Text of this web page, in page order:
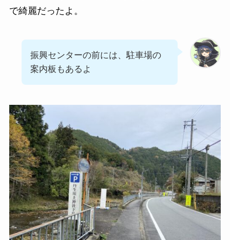
で綺麗だったよ。
振興センターの前には、駐車場の
案内板もあるよ